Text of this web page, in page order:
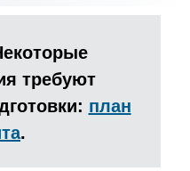
требуют
план
.